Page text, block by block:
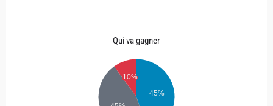
Qui va gagner